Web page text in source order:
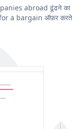
abroad ढूंढने का
for a bargain ऑफ़र करते